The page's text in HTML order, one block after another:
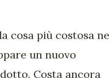
cosa più costosa
un nuovo
Costa ancora